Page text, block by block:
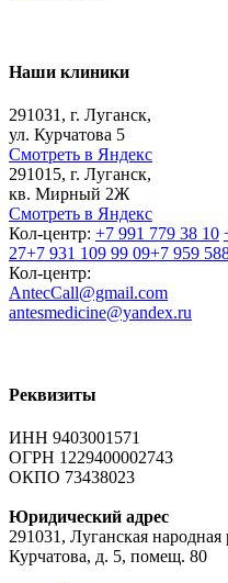
Наши клиники
291031, г. Луганск,
ул. Курчатова 5
Смотреть в Яндекс
291015, г. Луганск,
кв. Мирный 2Ж
Смотреть в Яндекс
Кол-центр: +7 991 779 38 10
27+7 931 109 99 09+7 959
Кол-центр:
AntecCall@gmail.com
antesmedicine@yandex.ru
Реквизиты
ИНН 9403001571
ОГРН 1229400002743
ОКПО 73438023
Юридический адрес
291031, Луганская
Курчатова, д. 5, помещ. 80